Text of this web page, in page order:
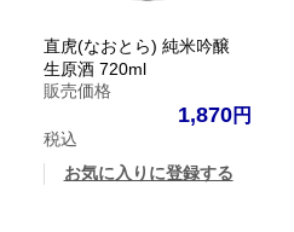
直虎(なおとら) 純米吟醸
生原酒 720ml
販売価格
1,870
税込
お気に入りに登録する